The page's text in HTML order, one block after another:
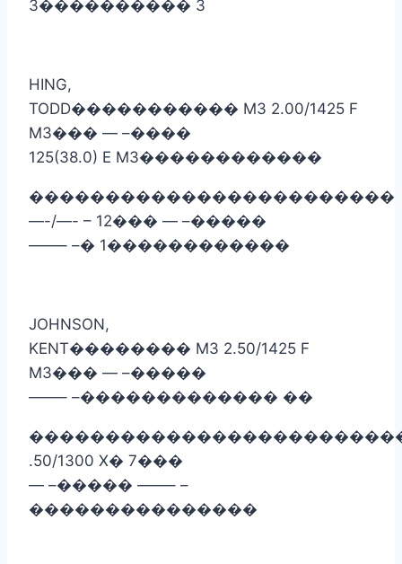
3���������� 3
HING,
TODD����������� M3 2.00/1425 F
M3��� — –����
125(38.0) E M3������������
������������������������
—-/—- – 12��� — –�����
——– –� 1������������
JOHNSON,
KENT�������� M3 2.50/1425 F
M3��� — –�����
——– –������������� ��
.50/1300 X� 7���
— –����� ——– –
���������������